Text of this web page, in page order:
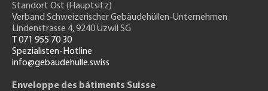
Standort Ost (Hauptsitz)
Verband Schweizerischer Gebäudehüllen-Unternehmen
Lindenstrasse 4, 9240 Uzwil SG
T 071 955 70 30
Spezialisten-Hotline
info@gebäudehülle.swiss
Enveloppe des bâtiments Suisse